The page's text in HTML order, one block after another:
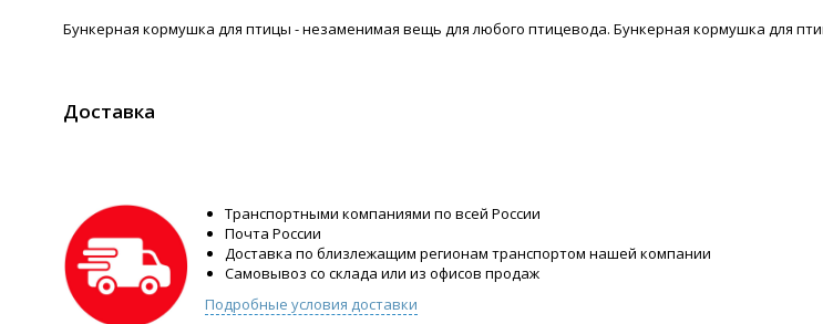
Бункерная кормушка для птицы - незаменимая вещь для любого птицевода. Бункерная кормушка для
Доставка
Транспортными компаниями по всей России
Почта России
Доставка по близлежащим регионам транспортом нашей компании
Самовывоз со склада или из офисов продаж
Подробные условия доставки